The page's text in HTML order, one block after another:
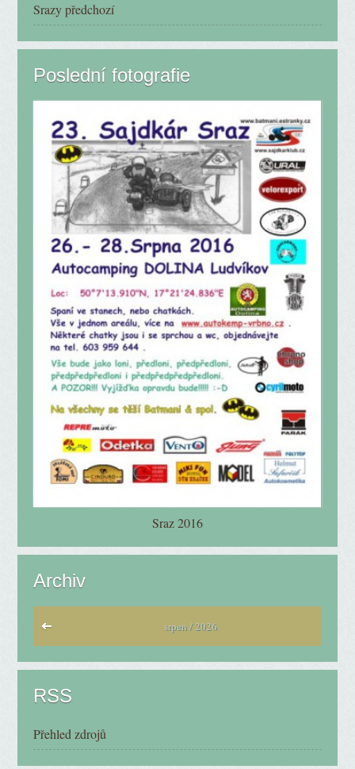
Srazy předchozí
Poslední fotografie
Sraz 2016
Archiv
srpen / 2026
RSS
Přehled zdrojů